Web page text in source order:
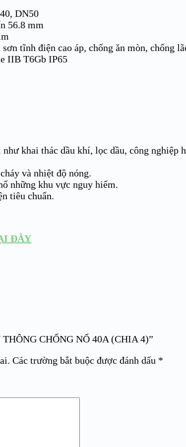
DN50
56.8 mm
tĩnh điện cao áp, chống ăn mòn, chống
IIB T6Gb IP65
khai thác dầu khí, lọc dầu, công nghiệp
và nhiệt độ nóng.
những khu vực nguy hiểm.
tiêu chuẩn.
ĐÂY
CHỐNG NỔ 40A (CHIA 4)”
Các trường bắt buộc được đánh dấu *